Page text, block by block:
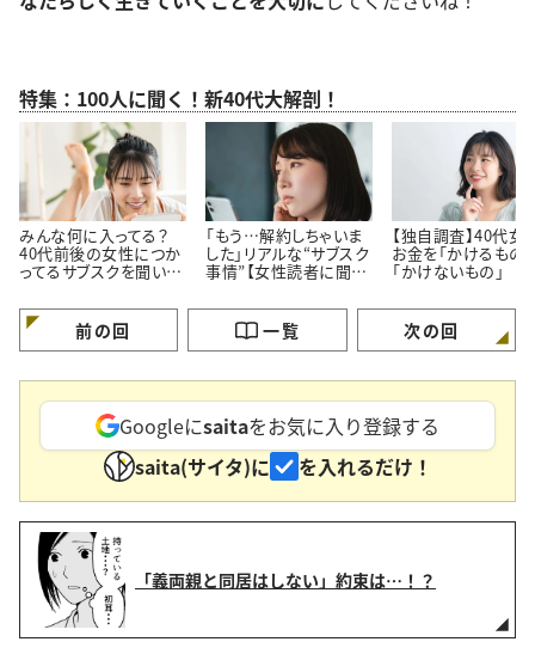
特集：100人に聞く！新40代大解剖！
みんな何に入ってる？
40代前後の女性につか
ってるサブスクを聞いて
「もう…解約しちゃいま
した」リアルな“サブスク
事情”【女性読者に聞い
【独自調査】40代女
お金を「かけるもの」
「かけないもの」
前の回 一覧 次の回
Googleにsaitaをお気に入り登録する
saita(サイタ)に
を入れるだけ！
「義両親と同居はしない」約束は…！？